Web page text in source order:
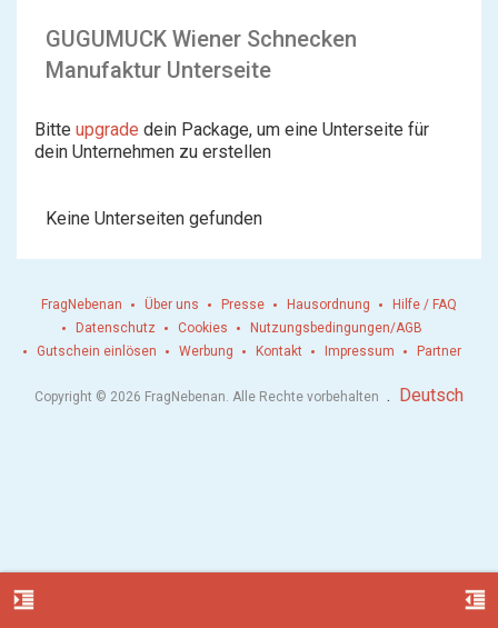
GUGUMUCK Wiener Schnecken
Manufaktur Unterseite
Bitte upgrade dein Package, um eine Unterseite für
dein Unternehmen zu erstellen
Keine Unterseiten gefunden
format_indent_increase format_indent_decrease
FragNebenan Über uns Presse Hausordnung
Hilfe / FAQ
Datenschutz
Cookies
Nutzungsbedingungen/AGB
Gutschein einlösen
Werbung Kontakt Impressum Partner
Copyright © 2026 FragNebenan. Alle Rechte vorbehalten . Deutsch